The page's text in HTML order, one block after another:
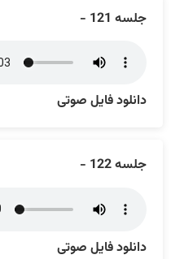
جلسه 121 -
دانلود فایل صوتی
جلسه 122 -
دانلود فایل صوتی